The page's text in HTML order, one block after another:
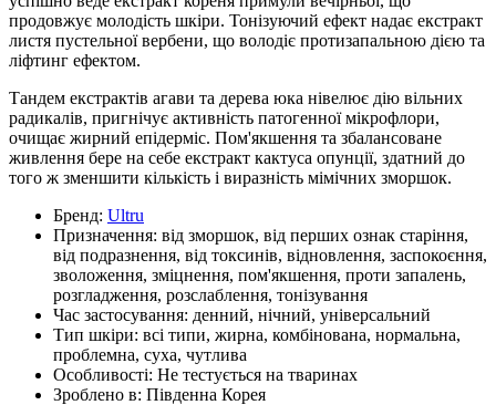
продовжує молодість шкіри. Тонізуючий ефект надає екстракт
листя пустельної вербени, що володіє протизапальною дією та
ліфтинг ефектом.
Тандем екстрактів агави та дерева юка нівелює дію вільних
радикалів, пригнічує активність патогенної мікрофлори,
очищає жирний епідерміс. Пом'якшення та збалансоване
живлення бере на себе екстракт кактуса опунції, здатний до
того ж зменшити кількість і виразність мімічних зморшок.
Бренд: Ultru
Призначення: від зморшок, від перших ознак старіння,
від подразнення, від токсинів, відновлення, заспокоєння,
зволоження, зміцнення, пом'якшення, проти запалень,
розгладження, розслаблення, тонізування
Час застосування: денний, нічний, універсальний
Тип шкіри: всі типи, жирна, комбінована, нормальна,
проблемна, суха, чутлива
Особливості: Не тестується на тваринах
Зроблено в: Південна Корея